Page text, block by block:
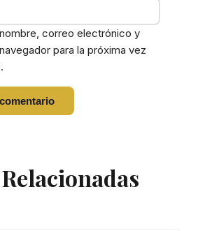
correo electrónico y
para la próxima vez